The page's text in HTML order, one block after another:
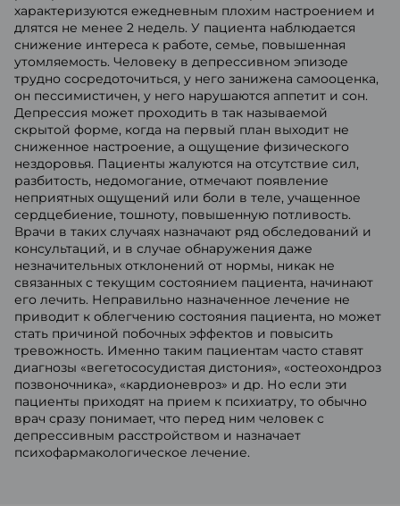
характеризуются ежедневным плохим настроением и
длятся не менее 2 недель. У пациента наблюдается
снижение интереса к работе, семье, повышенная
утомляемость. Человеку в депрессивном эпизоде
трудно сосредоточиться, у него занижена самооценка,
он пессимистичен, у него нарушаются аппетит и сон.
Депрессия может проходить в так называемой
скрытой форме, когда на первый план выходит не
сниженное настроение, а ощущение физического
нездоровья. Пациенты жалуются на отсутствие сил,
разбитость, недомогание, отмечают появление
неприятных ощущений или боли в теле, учащенное
сердцебиение, тошноту, повышенную потливость.
Врачи в таких случаях назначают ряд обследований и
консультаций, и в случае обнаружения даже
незначительных отклонений от нормы, никак не
связанных с текущим состоянием пациента, начинают
его лечить. Неправильно назначенное лечение не
приводит к облегчению состояния пациента, но может
стать причиной побочных эффектов и повысить
тревожность. Именно таким пациентам часто ставят
диагнозы «вегетососудистая дистония», «остеохондроз
позвоночника», «кардионевроз» и др. Но если эти
пациенты приходят на прием к психиатру, то обычно
врач сразу понимает, что перед ним человек с
депрессивным расстройством и назначает
психофармакологическое лечение.